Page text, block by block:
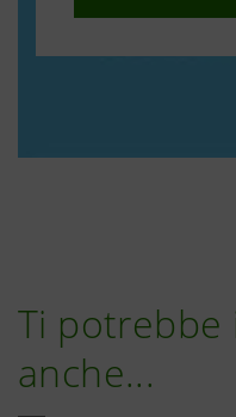
Ti potrebbe
anche...